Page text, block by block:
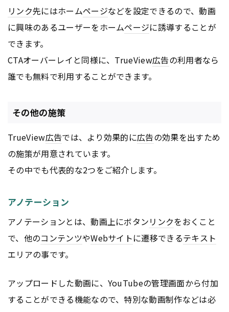
リンク先にはホームページなどを設定できるので、動画
に興味のあるユーザーをホームページに誘導することが
できます。
CTAオーバーレイと同様に、TrueView広告の利用者なら
誰でも無料で利用することができます。
その他の施策
TrueView広告では、より効果的に広告の効果を出すため
の施策が用意されています。
その中でも代表的な2つをご紹介します。
アノテーション
アノテーションとは、動画上にボタンリンクをおくこと
で、他のコンテンツやWebサイトに遷移できるテキスト
エリアの事です。
アップロードした動画に、YouTubeの管理画面から付加
することができる機能なので、特別な動画制作などは必